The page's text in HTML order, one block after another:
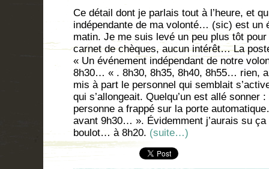
Ce détail dont je parlais tout à l’heure, et
indépendante de ma volonté… (sic) est un
matin. Je me suis levé un peu plus tôt
carnet de chèques, aucun intérêt… La
« Un événement indépendant de notre
8h30… « . 8h30, 8h35, 8h40, 8h55… rien,
mis à part le personnel qui semblait
qui s’allongeait. Quelqu’un est allé
personne a frappé sur la porte
avant 9h30… ». Évidemment j’aurais su
boulot… à 8h20. (suite…)